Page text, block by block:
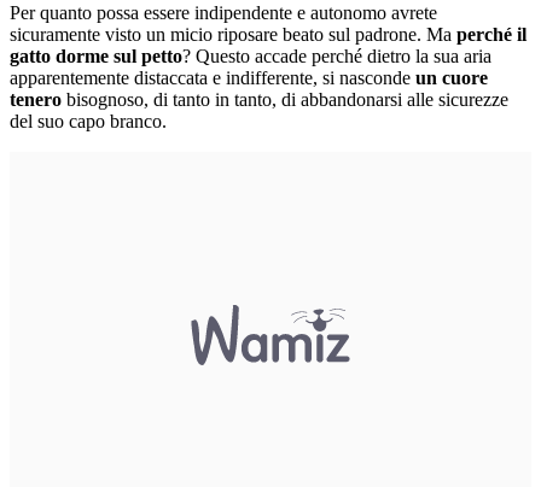
Per quanto possa essere indipendente e autonomo avrete
sicuramente visto un micio riposare beato sul padrone. Ma perché il
gatto dorme sul petto? Questo accade perché dietro la sua aria
apparentemente distaccata e indifferente, si nasconde un cuore
tenero bisognoso, di tanto in tanto, di abbandonarsi alle sicurezze
del suo capo branco.